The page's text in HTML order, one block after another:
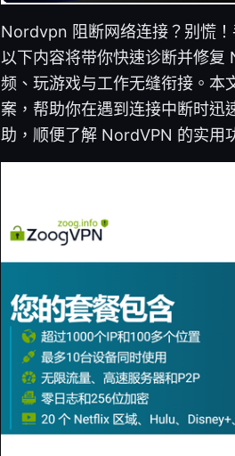
Nordvpn 阻断网络连接？别慌
以下内容将带你快速诊断并修复
频、玩游戏与工作无缝衔接。本
案，帮助你在遇到连接中断时迅
助，顺便了解 NordVPN 的实用